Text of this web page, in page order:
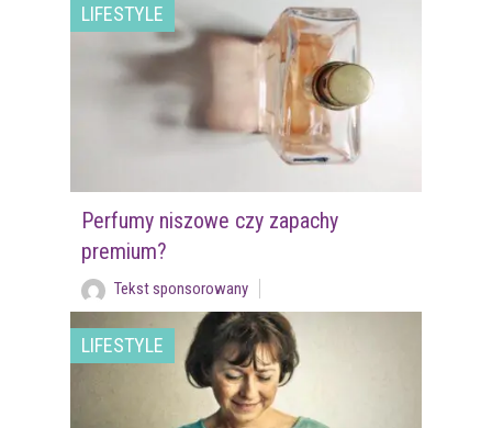
LIFESTYLE
Perfumy niszowe czy zapachy
premium?
Tekst sponsorowany
LIFESTYLE